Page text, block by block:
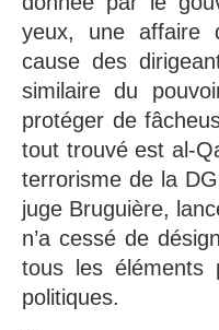
yeux, une affaire
cause des
similaire du
protéger de
tout trouvé est al-
terrorisme de la
juge Bruguière,
n’a cessé de
tous les éléments
politiques.